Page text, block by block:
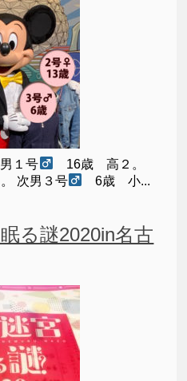
１号
16歳 高２。
次男３号 6歳 小...
る謎2020in名古